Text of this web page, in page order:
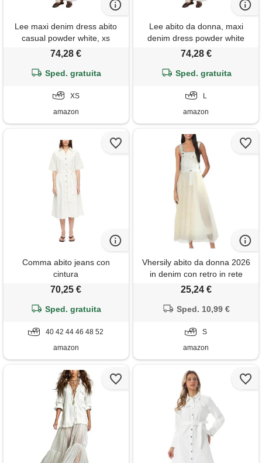
Lee maxi denim dress abito
casual powder white, xs
donne
74,28 €
Sped. gratuita
XS
amazon
Lee abito da donna, maxi
denim dress powder white
74,28 €
Sped. gratuita
L
amazon
Comma abito jeans con
cintura
70,25 €
Sped. gratuita
40 42 44 46 48 52
amazon
Vhersily abito da donna 2026
in denim con retro in rete
invecchiante, sottile, con
prendisole abito cocktail scollo
vacanza vestito primavera
25,24 €
Sped. 10,99 €
S
amazon